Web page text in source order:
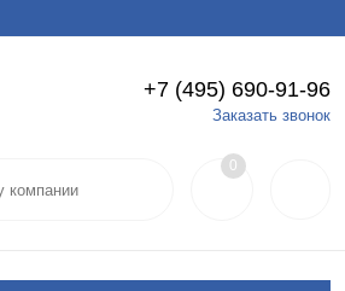
Вход Регистрация
+7 (495) 690-91-96
Заказать звонок
0